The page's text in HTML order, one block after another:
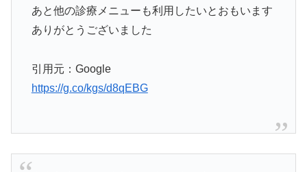
あと他の診療メニューも利用したいとおもいます
ありがとうございました
引用元：Google
https://g.co/kgs/d8qEBG